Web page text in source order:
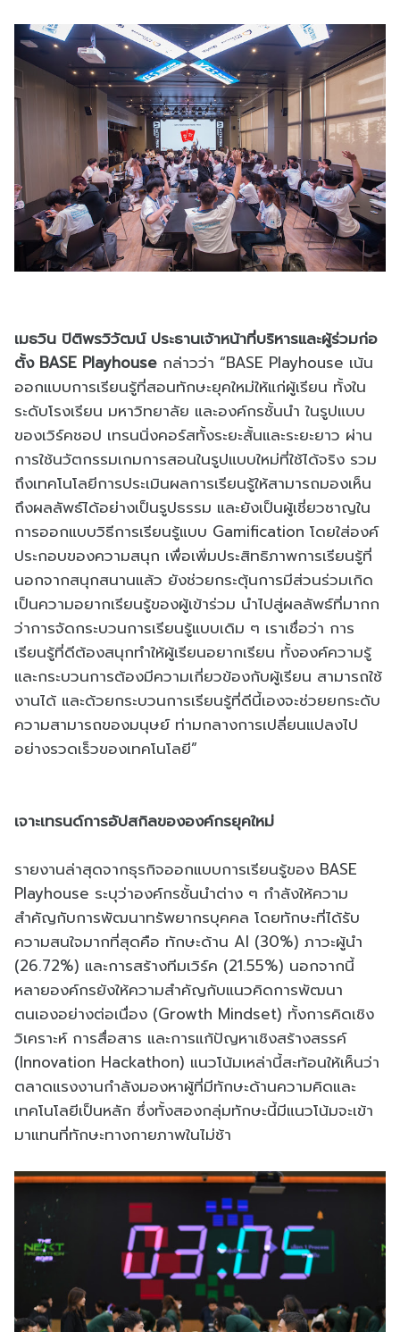
เมธวิน ปิติพรวิวัฒน์ ประธานเจ้าหน้าที่บริหารและผู้ร่วมก่อ
ตั้ง BASE Playhouse กล่าวว่า “BASE Playhouse เน้น
ออกแบบการเรียนรู้ที่สอนทักษะยุคใหม่ให้แก่ผู้เรียน ทั้งใน
ระดับโรงเรียน มหาวิทยาลัย และองค์กรชั้นนำ ในรูปแบบ
ของเวิร์คชอป เทรนนิ่งคอร์สทั้งระยะสั้นและระยะยาว ผ่าน
การใช้นวัตกรรมเกมการสอนในรูปแบบใหม่ที่ใช้ได้จริง รวม
ถึงเทคโนโลยีการประเมินผลการเรียนรู้ให้สามารถมองเห็น
ถึงผลลัพธ์ได้อย่างเป็นรูปธรรม และยังเป็นผู้เชี่ยวชาญใน
การออกแบบวิธีการเรียนรู้แบบ Gamification โดยใส่องค์
ประกอบของความสนุก เพื่อเพิ่มประสิทธิภาพการเรียนรู้ที่
นอกจากสนุกสนานแล้ว ยังช่วยกระตุ้นการมีส่วนร่วมเกิด
เป็นความอยากเรียนรู้ของผู้เข้าร่วม นำไปสู่ผลลัพธ์ที่มากก
ว่าการจัดกระบวนการเรียนรู้แบบเดิม ๆ เราเชื่อว่า การ
เรียนรู้ที่ดีต้องสนุกทำให้ผู้เรียนอยากเรียน ทั้งองค์ความรู้
และกระบวนการต้องมีความเกี่ยวข้องกับผู้เรียน สามารถใช้
งานได้ และด้วยกระบวนการเรียนรู้ที่ดีนี้เองจะช่วยยกระดับ
ความสามารถของมนุษย์ ท่ามกลางการเปลี่ยนแปลงไป
อย่างรวดเร็วของเทคโนโลยี”
เจาะเทรนด์การอัปสกิลขององค์กรยุคใหม่
รายงานล่าสุดจากธุรกิจออกแบบการเรียนรู้ของ BASE
Playhouse ระบุว่าองค์กรชั้นนำต่าง ๆ กำลังให้ความ
สำคัญกับการพัฒนาทรัพยากรบุคคล โดยทักษะที่ได้รับ
ความสนใจมากที่สุดคือ ทักษะด้าน AI (30%) ภาวะผู้นำ
(26.72%) และการสร้างทีมเวิร์ค (21.55%) นอกจากนี้
หลายองค์กรยังให้ความสำคัญกับแนวคิดการพัฒนา
ตนเองอย่างต่อเนื่อง (Growth Mindset) ทั้งการคิดเชิง
วิเคราะห์ การสื่อสาร และการแก้ปัญหาเชิงสร้างสรรค์
(Innovation Hackathon) แนวโน้มเหล่านี้สะท้อนให้เห็นว่า
ตลาดแรงงานกำลังมองหาผู้ที่มีทักษะด้านความคิดและ
เทคโนโลยีเป็นหลัก ซึ่งทั้งสองกลุ่มทักษะนี้มีแนวโน้มจะเข้า
มาแทนที่ทักษะทางกายภาพในไม่ช้า